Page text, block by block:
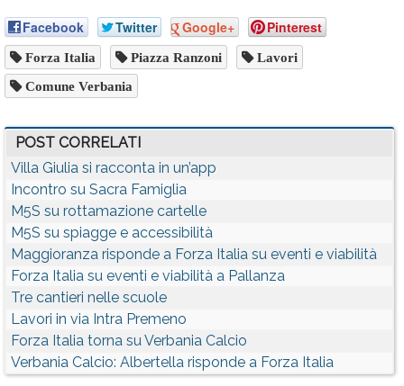
Facebook Twitter Google+ Pinterest
Forza Italia Piazza Ranzoni Lavori
Comune Verbania
POST CORRELATI
Villa Giulia si racconta in un’app
Incontro su Sacra Famiglia
M5S su rottamazione cartelle
M5S su spiagge e accessibilità
Maggioranza risponde a Forza Italia su eventi e viabilità
Forza Italia su eventi e viabilità a Pallanza
Tre cantieri nelle scuole
Lavori in via Intra Premeno
Forza Italia torna su Verbania Calcio
Verbania Calcio: Albertella risponde a Forza Italia